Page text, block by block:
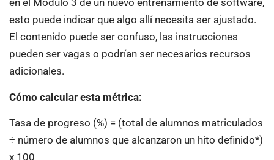
en el Módulo 3 de un nuevo entrenamiento de software,
esto puede indicar que algo allí necesita ser ajustado.
El contenido puede ser confuso, las instrucciones
pueden ser vagas o podrían ser necesarios recursos
adicionales.
Cómo calcular esta métrica:
Tasa de progreso (%) = (total de alumnos matriculados
÷ número de alumnos que alcanzaron un hito definido*)
x 100